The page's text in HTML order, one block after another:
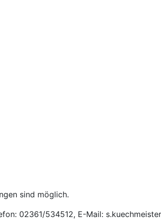
sind möglich.
02361/534512, E-Mail: